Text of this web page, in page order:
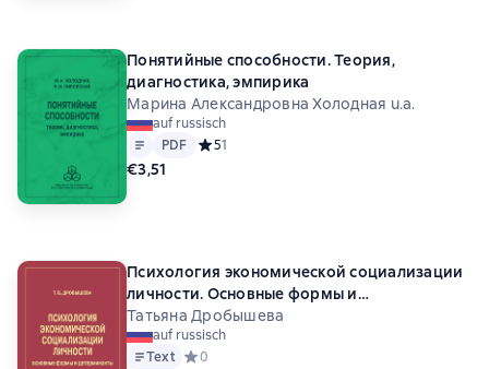
Понятийные способности. Теория,
диагностика, эмпирика
Марина Александровна Холодная u.a.
auf russisch
Text
PDF
PDF Средний рейтинг 5 на основе 1 оценок
51
€3,51
Психология экономической социализации
личности. Основные формы и
детерминанты
Татьяна Дробышева
auf russisch
Text Средний рейтинг 0 на основе 0 оценок
0